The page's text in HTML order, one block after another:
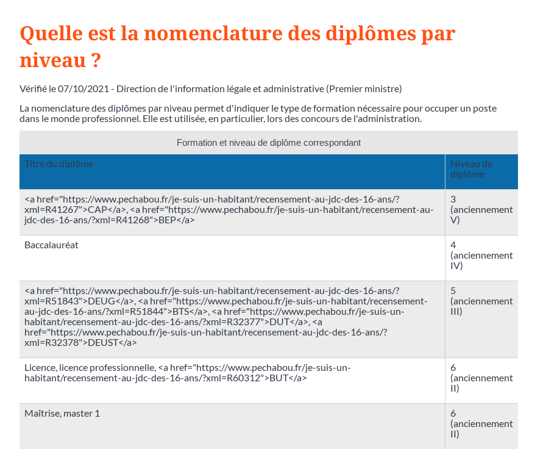
Quelle est la nomenclature des diplômes par
niveau ?
Vérifié le 07/10/2021 - Direction de l'information légale et administrative (Premier ministre)
La nomenclature des diplômes par niveau permet d'indiquer le type de formation nécessaire pour occuper un poste
dans le monde professionnel. Elle est utilisée, en particulier, lors des concours de l'administration.
Formation et niveau de diplôme correspondant
Titre du diplôme
Niveau de
diplôme
<a href="https://www.pechabou.fr/je-suis-un-habitant/recensement-au-jdc-des-16-ans/?
xml=R41267">CAP</a>, <a href="https://www.pechabou.fr/je-suis-un-habitant/recensement-au-
jdc-des-16-ans/?xml=R41268">BEP</a>
3
(anciennement
V)
Baccalauréat
4
(anciennement
IV)
<a href="https://www.pechabou.fr/je-suis-un-habitant/recensement-au-jdc-des-16-ans/?
xml=R51843">DEUG</a>, <a href="https://www.pechabou.fr/je-suis-un-habitant/recensement-
au-jdc-des-16-ans/?xml=R51844">BTS</a>, <a href="https://www.pechabou.fr/je-suis-un-
habitant/recensement-au-jdc-des-16-ans/?xml=R32377">DUT</a>, <a
href="https://www.pechabou.fr/je-suis-un-habitant/recensement-au-jdc-des-16-ans/?
xml=R32378">DEUST</a>
5
(anciennement
III)
Licence, licence professionnelle, <a href="https://www.pechabou.fr/je-suis-un-
habitant/recensement-au-jdc-des-16-ans/?xml=R60312">BUT</a>
6
(anciennement
II)
Maîtrise, master 1
6
(anciennement
II)